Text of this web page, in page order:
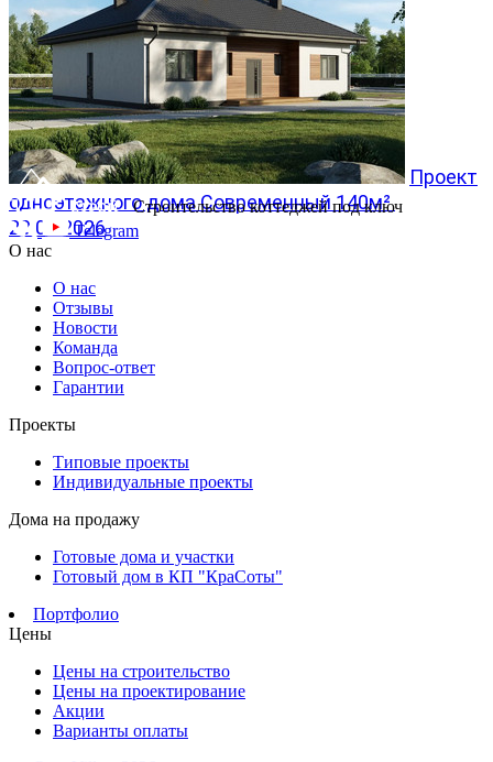
Проект
одноэтажного дома Современный 140м²
20.07.2026
Строительство коттеджей под ключ
Telegram
О нас
О нас
Отзывы
Новости
Команда
Вопрос-ответ
Гарантии
Проекты
Типовые проекты
Индивидуальные проекты
Дома на продажу
Готовые дома и участки
Готовый дом в КП "КраСоты"
Портфолио
Цены
Цены на строительство
Цены на проектирование
Акции
Варианты оплаты